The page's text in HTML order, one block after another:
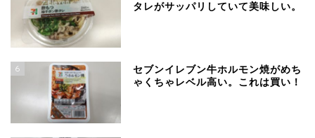
タレがサッパリしていて美味しい。
6
セブンイレブン牛ホルモン焼がめち
ゃくちゃレベル高い。これは買い！